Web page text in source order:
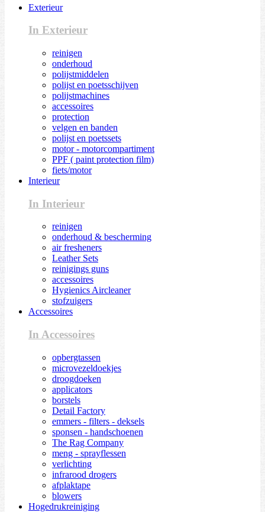
Exterieur
In Exterieur
reinigen
onderhoud
polijstmiddelen
polijst en poetsschijven
polijstmachines
accessoires
protection
velgen en banden
polijst en poetssets
motor - motorcompartiment
PPF ( paint protection film)
fiets/motor
Interieur
In Interieur
reinigen
onderhoud & bescherming
air fresheners
Leather Sets
reinigings guns
accessoires
Hygienics Aircleaner
stofzuigers
Accessoires
In Accessoires
opbergtassen
microvezeldoekjes
droogdoeken
applicators
borstels
Detail Factory
emmers - filters - deksels
sponsen - handschoenen
The Rag Company
meng - sprayflessen
verlichting
infrarood drogers
afplaktape
blowers
Hogedrukreiniging